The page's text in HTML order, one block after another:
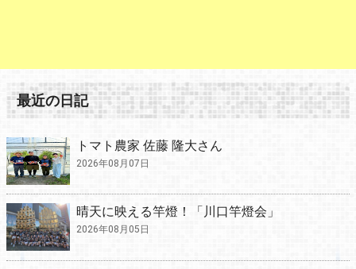
最近の日記
トマト農家 佐藤 隆大さん
2026年08月07日
晴天に映える竿燈！「川口竿燈会」
2026年08月05日